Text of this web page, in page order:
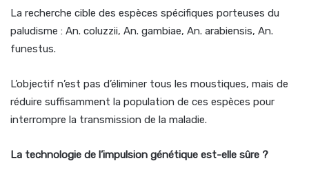
La recherche cible des espèces spécifiques porteuses du
paludisme : An. coluzzii, An. gambiae, An. arabiensis, An.
funestus.
L’objectif n’est pas d’éliminer tous les moustiques, mais de
réduire suffisamment la population de ces espèces pour
interrompre la transmission de la maladie.
La technologie de l’impulsion génétique est-elle sûre ?